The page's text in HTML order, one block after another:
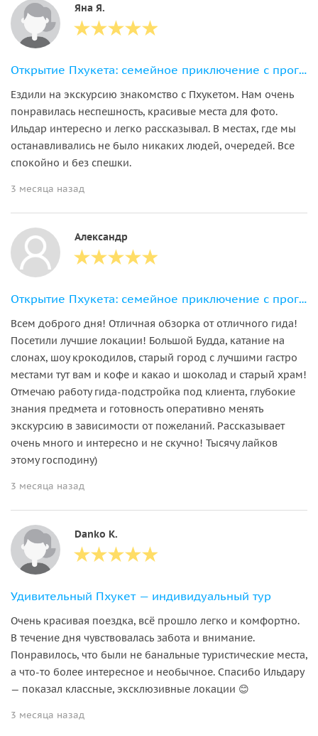
Яна Я.
Открытие Пхукета: семейное приключение с прогулкой со слонами
Ездили на экскурсию знакомство с Пхукетом. Нам очень
понравилась неспешность, красивые места для фото.
Ильдар интересно и легко рассказывал. В местах, где мы
останавливались не было никаких людей, очередей. Все
спокойно и без спешки.
3 месяца назад
Александр
Открытие Пхукета: семейное приключение с прогулкой со слонами
Всем доброго дня! Отличная обзорка от отличного гида!
Посетили лучшие локации! Большой Будда, катание на
слонах, шоу крокодилов, старый город с лучшими гастро
местами тут вам и кофе и какао и шоколад и старый храм!
Отмечаю работу гида-подстройка под клиента, глубокие
знания предмета и готовность оперативно менять
экскурсию в зависимости от пожеланий. Рассказывает
очень много и интересно и не скучно! Тысячу лайков
этому господину)
3 месяца назад
Danko K.
Удивительный Пхукет — индивидуальный тур
Очень красивая поездка, всё прошло легко и комфортно.
В течение дня чувствовалась забота и внимание.
Понравилось, что были не банальные туристические места,
а что-то более интересное и необычное. Спасибо Ильдару
— показал классные, эксклюзивные локации 😊
3 месяца назад